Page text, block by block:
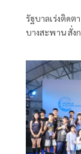
รัฐบาลเร่งติด
บางสะพาน สั่ง